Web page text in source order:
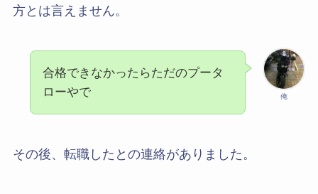
方とは言えません。
俺
合格できなかったらただのプータ
ローやで
その後、転職したとの連絡がありました。